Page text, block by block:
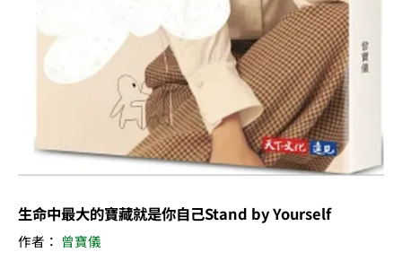
生命中最大的寶藏就是你自己Stand by Yourself
作者： 曾寶儀
Yourself